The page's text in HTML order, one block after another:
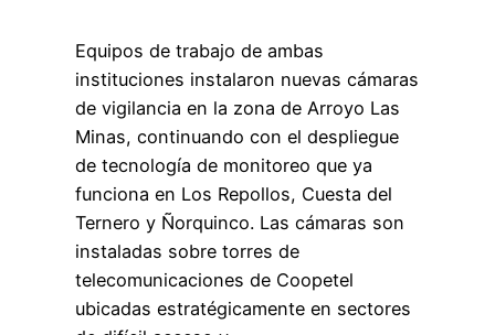
Equipos de trabajo de ambas
instituciones instalaron nuevas cámaras
de vigilancia en la zona de Arroyo Las
Minas, continuando con el despliegue
de tecnología de monitoreo que ya
funciona en Los Repollos, Cuesta del
Ternero y Ñorquinco. Las cámaras son
instaladas sobre torres de
telecomunicaciones de Coopetel
ubicadas estratégicamente en sectores